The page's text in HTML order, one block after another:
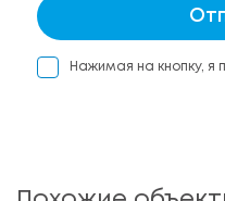
Нажимая на кнопку, я